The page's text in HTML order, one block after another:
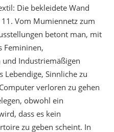
Die bekleidete Wand
Vom Mumiennetz zum
betont man, mit
Femininen,
Industriemäßigen
Lebendige, Sinnliche zu
verloren zu gehen
obwohl ein
dass es kein
zu geben scheint. In